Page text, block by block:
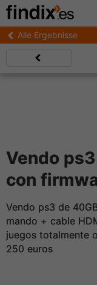
Alle Ergebnisse
Vendo
con
Vendo ps3 de
mando + cable
juegos totalmente
250 euros